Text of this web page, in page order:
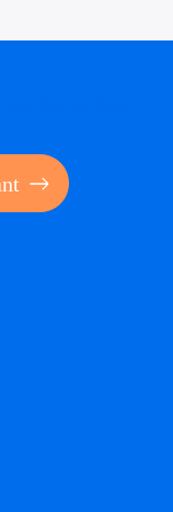
Aides Région
Aides Région